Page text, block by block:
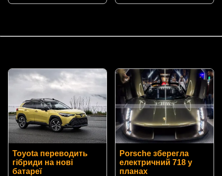
Toyota переводить
гібриди на нові
батареї
Porsche зберегла
електричний 718 у
планах